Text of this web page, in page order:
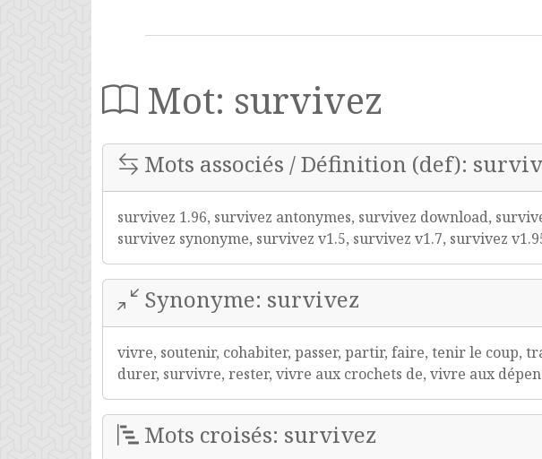
Mot: survivez
Mots associés / Définition (def):
survivez 1.96, survivez antonymes, survivez download,
survivez synonyme, survivez v1.5, survivez v1.7, survivez
Synonyme: survivez
vivre, soutenir, cohabiter, passer, partir, faire, tenir le coup,
durer, survivre, rester, vivre aux crochets de, vivre aux
Mots croisés: survivez